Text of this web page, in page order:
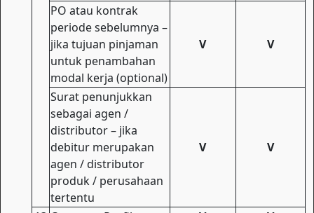
PO atau kontrak
periode sebelumnya –
jika tujuan pinjaman
untuk penambahan
modal kerja (optional)
V V
Surat penunjukkan
sebagai agen /
distributor – jika
debitur merupakan
agen / distributor
produk / perusahaan
tertentu
V V